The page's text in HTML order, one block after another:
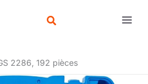
2286, 192 pièces